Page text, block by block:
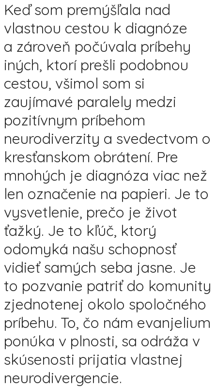
Keď som premýšľala nad
vlastnou cestou k diagnóze
a zároveň počúvala príbehy
iných, ktorí prešli podobnou
cestou, všimol som si
zaujímavé paralely medzi
pozitívnym príbehom
neurodiverzity a svedectvom o
kresťanskom obrátení. Pre
mnohých je diagnóza viac než
len označenie na papieri. Je to
vysvetlenie, prečo je život
ťažký. Je to kľúč, ktorý
odomyká našu schopnosť
vidieť samých seba jasne. Je
to pozvanie patriť do komunity
zjednotenej okolo spoločného
príbehu. To, čo nám evanjelium
ponúka v plnosti, sa odráža v
skúsenosti prijatia vlastnej
neurodivergencie.